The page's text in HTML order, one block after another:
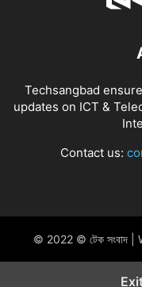
Techsangbad
updates on ICT &
Contact us:
© 2022 © টেক সংবাদ